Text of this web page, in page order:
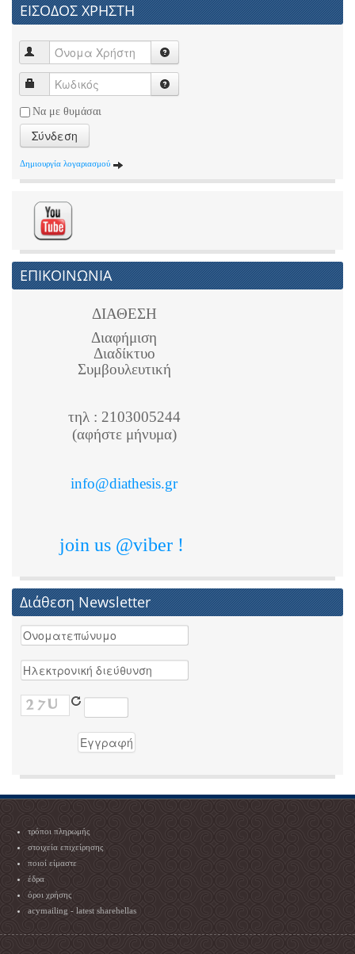
ΕΙΣΟΔΟΣ ΧΡΗΣΤΗ
Να με θυμάσαι
Σύνδεση
Δημιουργία λογαριασμού
ΕΠΙΚΟΙΝΩΝΙΑ
ΔΙΑΘΕΣΗ
Διαφήμιση
Διαδίκτυο
Συμβουλευτική
τηλ : 2103005244
(αφήστε μήνυμα)
info@diathesis.gr
join us @viber !
Διάθεση Newsletter
τρόποι πληρωμής
στοιχεία επιχείρησης
ποιοί είμαστε
έδρα
όροι χρήσης
acymailing - latest sharehellas